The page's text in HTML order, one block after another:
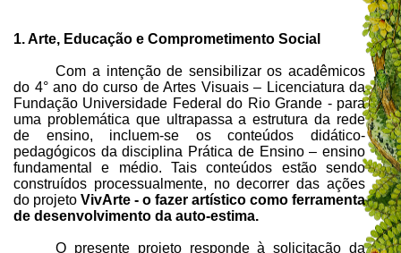
1. Arte, Educação e Comprometimento Social
Com a intenção de sensibilizar os acadêmicos
do 4° ano do curso de Artes Visuais – Licenciatura da
Fundação Universidade Federal do Rio Grande - para
uma problemática que ultrapassa a estrutura da rede
de ensino, incluem-se os conteúdos didático-
pedagógicos da disciplina Prática de Ensino – ensino
fundamental e médio. Tais conteúdos estão sendo
construídos processualmente, no decorrer das ações
do projeto VivArte - o fazer artístico como ferramenta
de desenvolvimento da auto-estima.
O presente projeto responde à solicitação da